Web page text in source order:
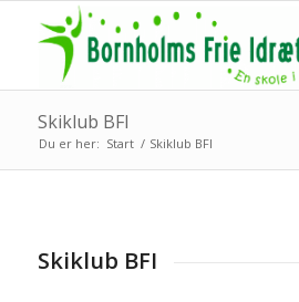
Skiklub BFI
Du er her: Start / Skiklub BFI
Skiklub BFI